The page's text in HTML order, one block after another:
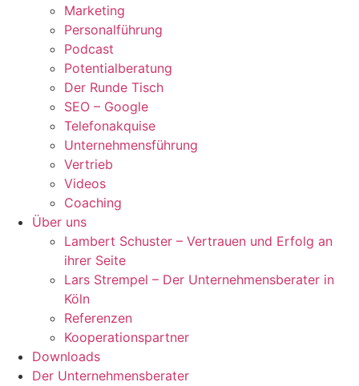
Marketing
Personalführung
Podcast
Potentialberatung
Der Runde Tisch
SEO – Google
Telefonakquise
Unternehmensführung
Vertrieb
Videos
Coaching
Über uns
Lambert Schuster – Vertrauen und Erfolg an
ihrer Seite
Lars Strempel – Der Unternehmensberater in
Köln
Referenzen
Kooperationspartner
Downloads
Der Unternehmensberater